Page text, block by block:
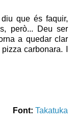
que és faquir,
però... Deu ser
a quedar clar
carbonara. I
Font: Takatuka